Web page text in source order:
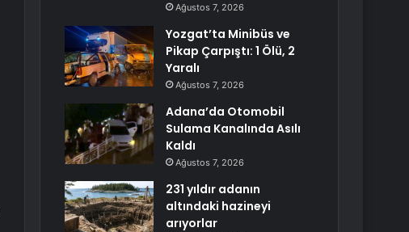
Ağustos 7, 2026
Yozgat’ta Minibüs ve
Pikap Çarpıştı: 1 Ölü, 2
Yaralı
Ağustos 7, 2026
Adana’da Otomobil
Sulama Kanalında Asılı
Kaldı
Ağustos 7, 2026
231 yıldır adanın
altındaki hazineyi
arıyorlar